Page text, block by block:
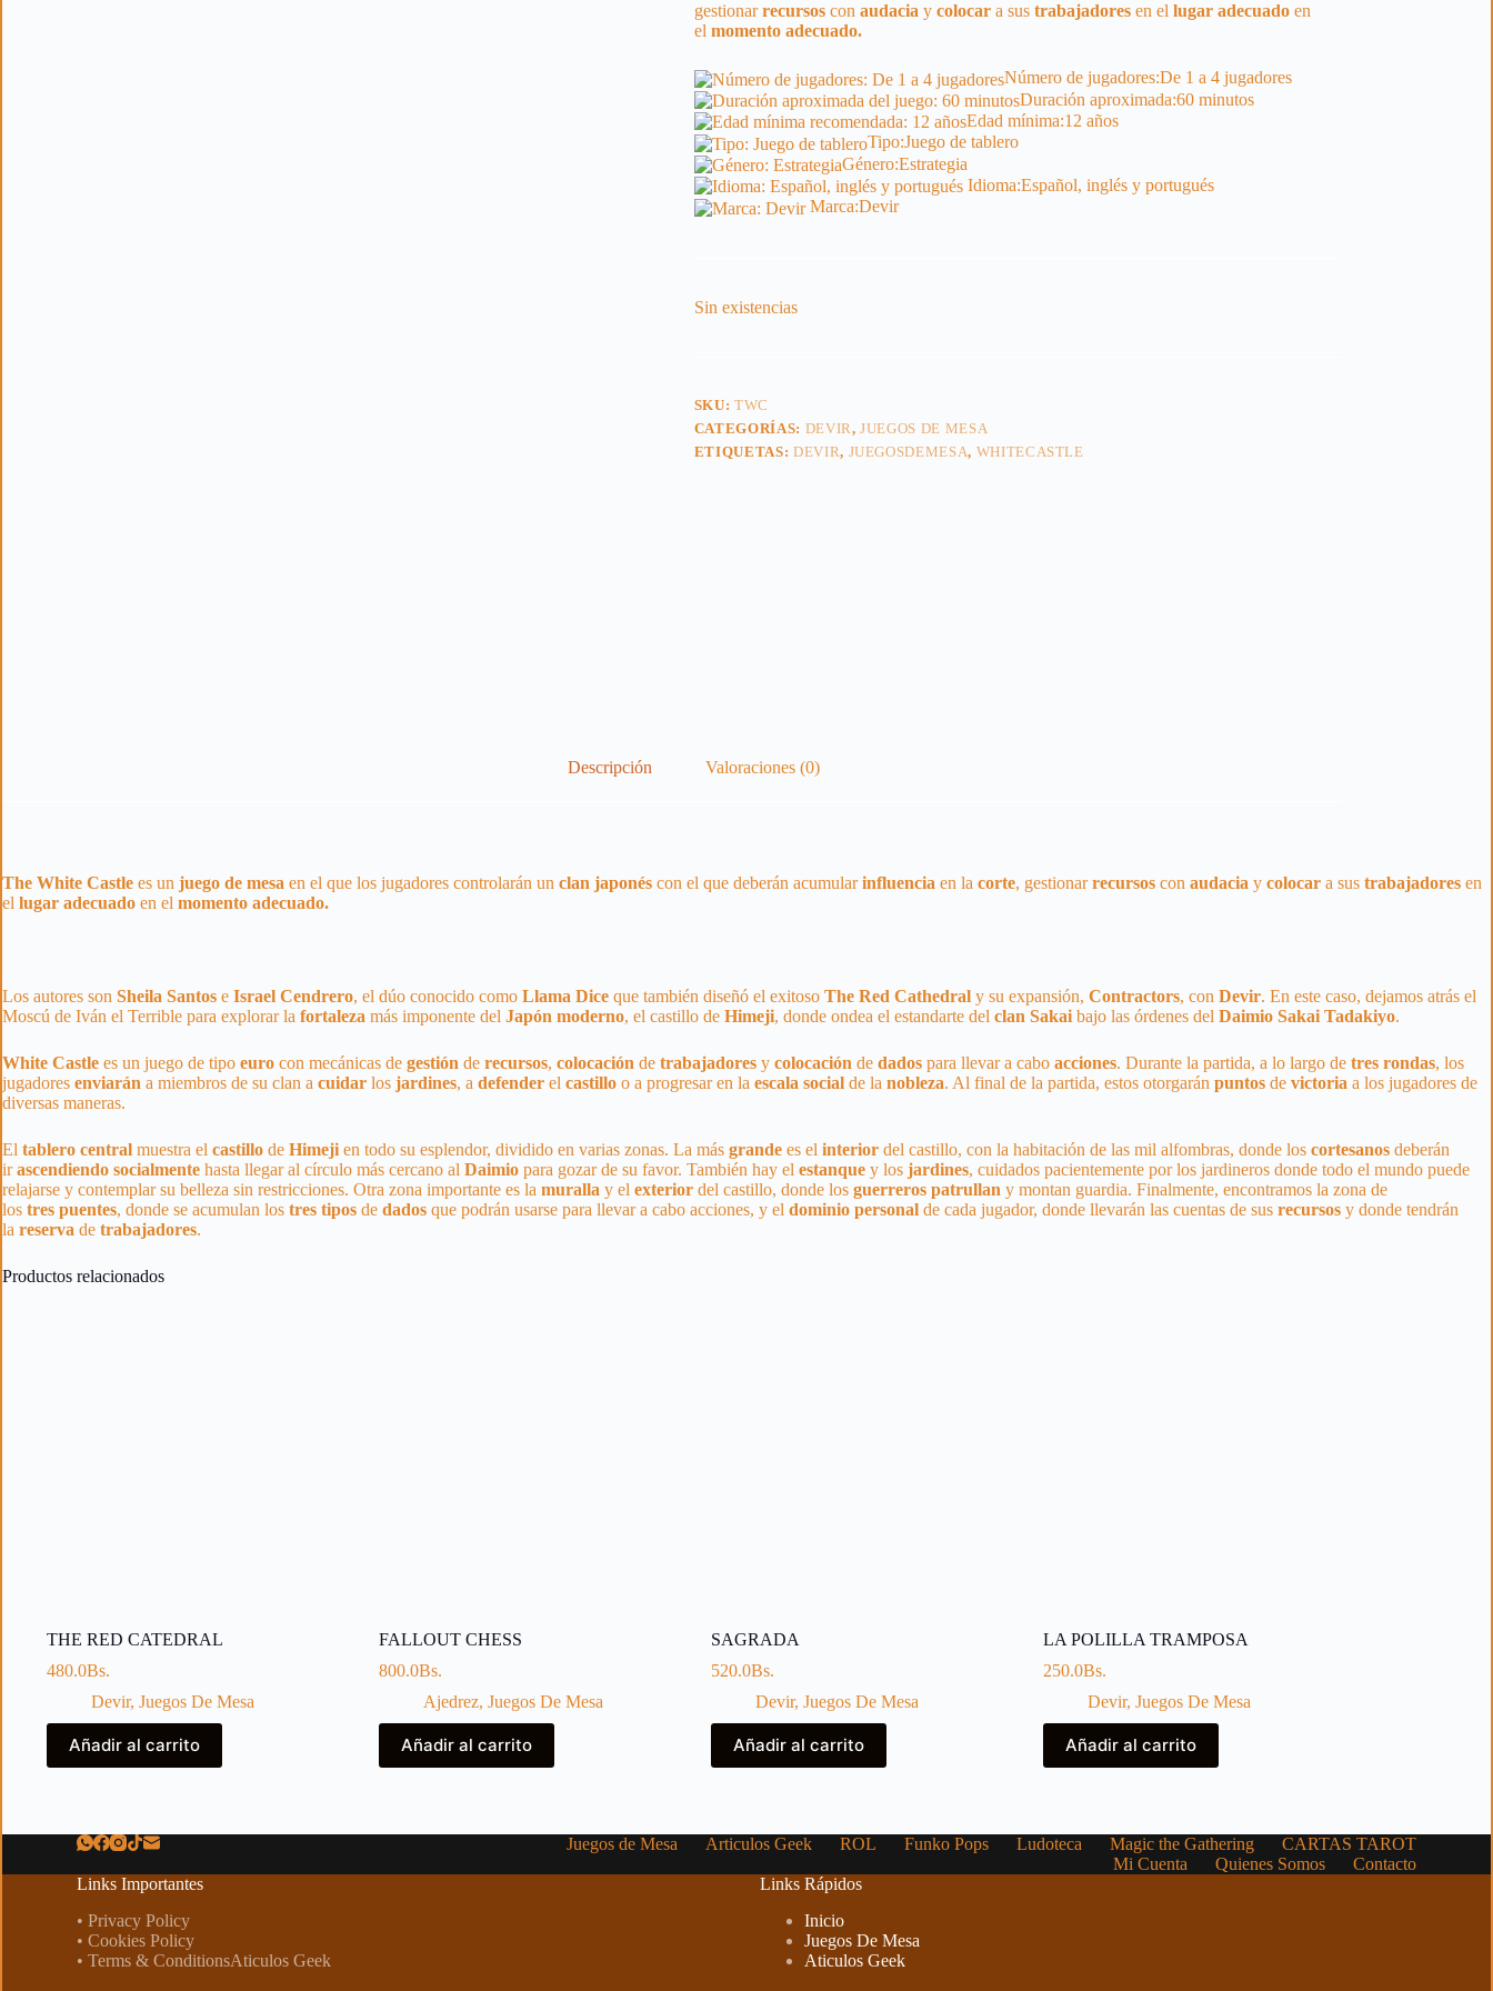
gestionarrecursoscon audacia y colocara sus trabajadoresen el lugar adecuadoen
el momento adecuado.
Número de jugadores:De 1 a 4 jugadores
Duración aproximada:60 minutos
Edad mínima:12 años
Tipo:Juego de tablero
Género:Estrategia
Idioma:Español, inglés y portugués
Marca:Devir
Sin existencias
SKU:TWC
CATEGORÍAS: DEVIR,JUEGOS DE MESA
ETIQUETAS: DEVIR, JUEGOSDEMESA, WHITECASTLE
Descripción Valoraciones (0)
The White Castle es un juego de mesa en el que los jugadores controlarán un clan japonés con el que deberán acumularinfluencia en la corte, gestionarrecursos con audacia y colocar a sus trabajadores en
el lugar adecuado en el momento adecuado.
Los autores son Sheila Santos e Israel Cendrero, el dúo conocido como Llama Dice que también diseñó el exitoso The Red Cathedral y su expansión, Contractors, con Devir. En este caso, dejamos atrás el
Moscú de Iván el Terrible para explorar la fortaleza más imponente del Japón moderno, el castillo de Himeji, donde ondea el estandarte del clan Sakai bajo las órdenes del Daimio Sakai Tadakiyo.
White Castle es un juego de tipo euro con mecánicas de gestión de recursos, colocación de trabajadores y colocación de dados para llevar a cabo acciones. Durante la partida, a lo largo de tres rondas, los
jugadores enviarán a miembros de su clan a cuidar los jardines, a defender el castillo o a progresar en la escala social de la nobleza. Al final de la partida, estos otorgarán puntos de victoria a los jugadores de
diversas maneras.
El tablero central muestra el castillo de Himeji en todo su esplendor, dividido en varias zonas. La más grande es el interior del castillo, con la habitación de las mil alfombras, donde los cortesanos deberán
irascendiendo socialmente hasta llegar al círculo más cercano al Daimio para gozar de su favor. También hay el estanque y los jardines, cuidados pacientemente por los jardineros donde todo el mundo puede
relajarse y contemplar su belleza sin restricciones. Otra zona importante es la muralla y el exterior del castillo, donde los guerreros patrullan y montan guardia. Finalmente, encontramos la zona de
los tres puentes, donde se acumulan los tres tipos de dados que podrán usarse para llevar a cabo acciones, y el dominio personal de cada jugador, donde llevarán las cuentas de sus recursos y donde tendrán
la reserva de trabajadores.
Productos relacionados
THE RED CATEDRAL
480.0Bs.
Devir, Juegos De Mesa
Añadir al carrito
FALLOUT CHESS
800.0Bs.
Ajedrez, Juegos De Mesa
Añadir al carrito
SAGRADA
520.0Bs.
Devir, Juegos De Mesa
Añadir al carrito
LA POLILLA TRAMPOSA
250.0Bs.
Devir, Juegos De Mesa
Añadir al carrito
Juegos de Mesa Articulos Geek ROL Funko Pops Ludoteca Magic the Gathering
CARTAS TAROT
Mi Cuenta
Quienes Somos
Contacto
Links Importantes
• Privacy Policy
• Cookies Policy
• Terms & ConditionsAticulos Geek
Links Rápidos
Inicio
Juegos De Mesa
Aticulos Geek